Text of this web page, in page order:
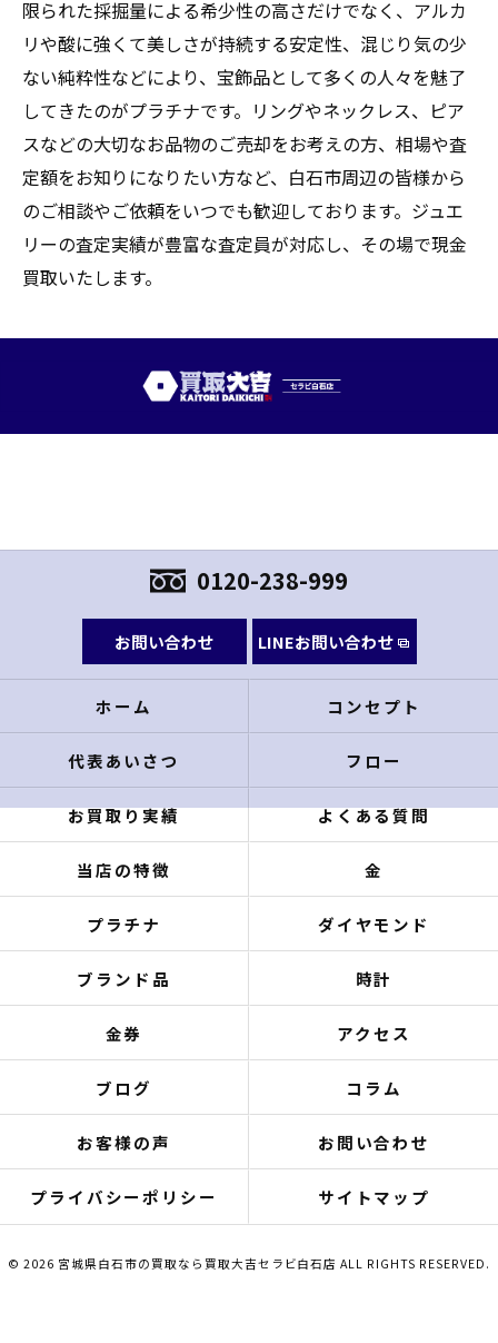
限られた採掘量による希少性の高さだけでなく、アルカ
リや酸に強くて美しさが持続する安定性、混じり気の少
ない純粋性などにより、宝飾品として多くの人々を魅了
してきたのがプラチナです。リングやネックレス、ピア
スなどの大切なお品物のご売却をお考えの方、相場や査
定額をお知りになりたい方など、白石市周辺の皆様から
のご相談やご依頼をいつでも歓迎しております。ジュエ
リーの査定実績が豊富な査定員が対応し、その場で現金
買取いたします。
0120-238-999
お問い合わせ LINEお問い合わせ
ホーム コンセプト
代表あいさつ フロー
お買取り実績 よくある質問
当店の特徴 金
プラチナ ダイヤモンド
ブランド品 時計
金券 アクセス
ブログ コラム
お客様の声 お問い合わせ
プライバシーポリシー サイトマップ
© 2026 宮城県白石市の買取なら買取大吉セラビ白石店 ALL RIGHTS RESERVED.